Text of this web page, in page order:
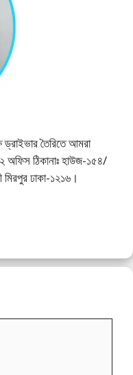
তৈরিতে আমরা
অফিস ঠিকানাঃ হাউজ-১৫৪/
ঢাকা-১২১৬।